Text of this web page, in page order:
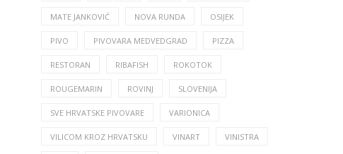
MATE JANKOVIĆ NOVA RUNDA OSIJEK
PIVO PIVOVARA MEDVEDGRAD PIZZA
RESTORAN RIBAFISH ROKOTOK
ROUGEMARIN ROVINJ SLOVENIJA
SVE HRVATSKE PIVOVARE VARIONICA
VILICOM KROZ HRVATSKU VINART VINISTRA